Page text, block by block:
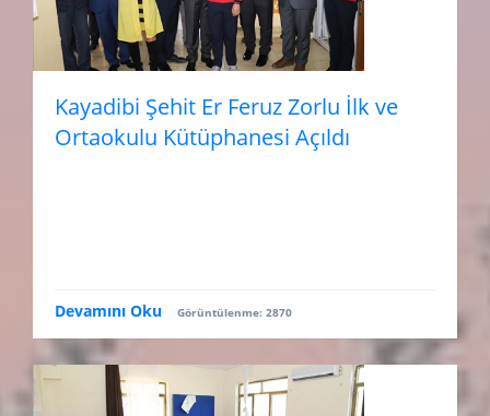
Kayadibi Şehit Er Feruz Zorlu İlk ve
Ortaokulu Kütüphanesi Açıldı
Devamını Oku Görüntülenme: 2870